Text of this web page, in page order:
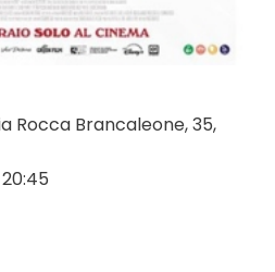
Rocca Brancaleone, 35,